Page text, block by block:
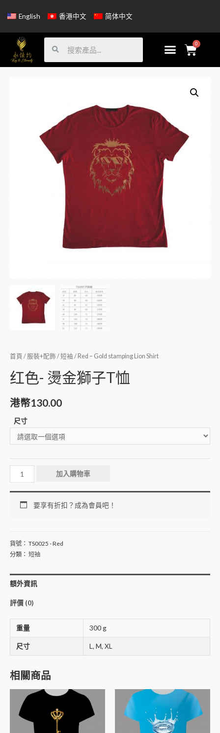
English 香港中文 简体中文
首頁 / 服裝+配飾 /短袖 / Red – Gold stamping Lion Shirt
红色- 燙金獅子T恤
港幣130.00
尺寸
加入購物車
要享有折扣？成為會員吧！
貨號： TS0025 - Red
分類： 短袖
額外資訊
評價 (0)
重量 300 g
尺寸 L, M, XL
相關商品